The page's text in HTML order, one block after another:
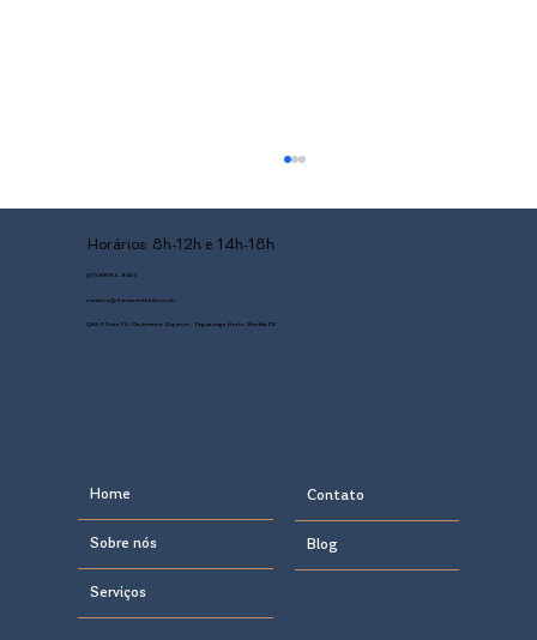
(61) 99985-8403
Horários: 8h-12h e 14h-18h
contato@3emecontabil.com.br
QNA 51 lote 30 - Pavimento Superior - Taguatinga Norte - Brasília DF
Home
Sobre nós
Serviços
Contato
Blog